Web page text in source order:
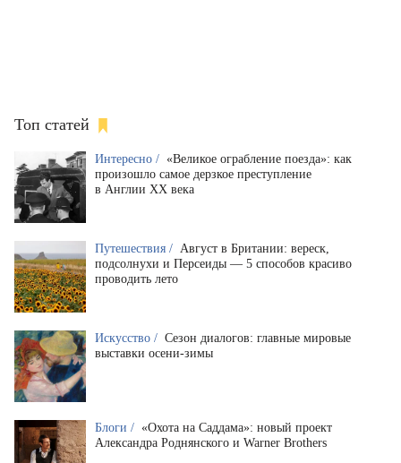
Топ статей
Интересно / «Великое ограбление поезда»: как
произошло самое дерзкое преступление
в Англии XX века
Путешествия / Август в Британии: вереск,
подсолнухи и Персеиды — 5 способов красиво
проводить лето
Искусство / Сезон диалогов: главные мировые
выставки осени-зимы
Блоги / «Охота на Саддама»: новый проект
Александра Роднянского и Warner Brothers